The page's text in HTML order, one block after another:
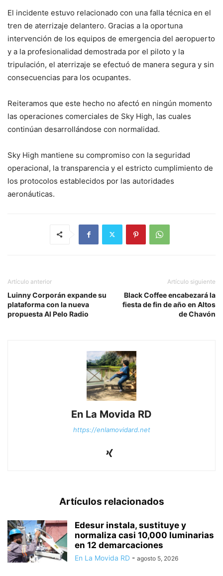
El incidente estuvo relacionado con una falla técnica en el
tren de aterrizaje delantero. Gracias a la oportuna
intervención de los equipos de emergencia del aeropuerto
y a la profesionalidad demostrada por el piloto y la
tripulación, el aterrizaje se efectuó de manera segura y sin
consecuencias para los ocupantes.
Reiteramos que este hecho no afectó en ningún momento
las operaciones comerciales de Sky High, las cuales
continúan desarrollándose con normalidad.
Sky High mantiene su compromiso con la seguridad
operacional, la transparencia y el estricto cumplimiento de
los protocolos establecidos por las autoridades
aeronáuticas.
Artículo anterior
Luinny Corporán expande su
plataforma con la nueva
propuesta Al Pelo Radio
Artículo siguiente
Black Coffee encabezará la
fiesta de fin de año en Altos
de Chavón
En La Movida RD
https://enlamovidard.net
Artículos relacionados
Edesur instala, sustituye y
normaliza casi 10,000 luminarias
en 12 demarcaciones
En La Movida RD - agosto 5, 2026